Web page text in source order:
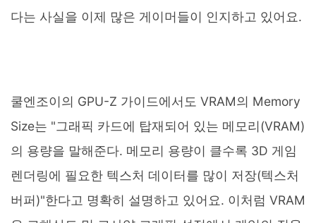
다는 사실을 이제 많은 게이머들이 인지하고 있어요.
쿨엔조이의 GPU-Z 가이드에서도 VRAM의 Memory
Size는 "그래픽 카드에 탑재되어 있는 메모리(VRAM)
의 용량을 말해준다. 메모리 용량이 클수록 3D 게임
렌더링에 필요한 텍스처 데이터를 많이 저장(텍스처
버퍼)"한다고 명확히 설명하고 있어요. 이처럼 VRAM